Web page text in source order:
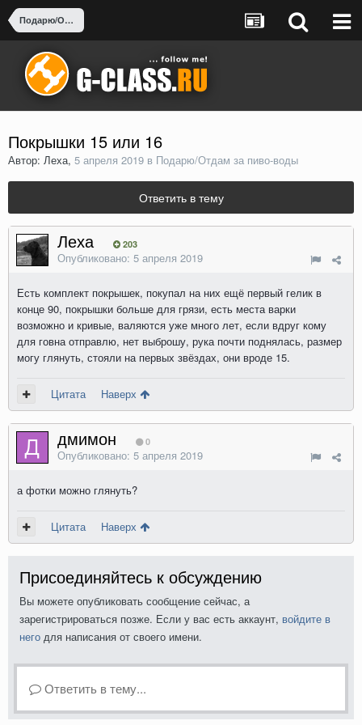
Подарю/Отдам за пиво-воды
Покрышки 15 или 16
Автор: Леха, 5 апреля 2019 в Подарю/Отдам за пиво-воды
Ответить в тему
Леха 203
Опубликовано: 5 апреля 2019
Есть комплект покрышек, покупал на них ещё первый гелик в
конце 90, покрышки больше для грязи, есть места варки
возможно и кривые, валяются уже много лет, если вдруг кому
для говна отправлю, нет выброшу, рука почти поднялась, размер
могу глянуть, стояли на первых звёздах, они вроде 15.
Цитата Наверх
дмимон 0
Опубликовано: 5 апреля 2019
а фотки можно глянуть?
Цитата Наверх
Присоединяйтесь к обсуждению
Вы можете опубликовать сообщение сейчас, а
зарегистрироваться позже. Если у вас есть аккаунт, войдите в
него для написания от своего имени.
Ответить в тему...